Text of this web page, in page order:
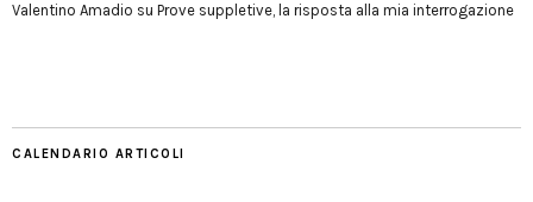
Valentino Amadio su Prove suppletive, la risposta alla mia interrogazione
CALENDARIO ARTICOLI